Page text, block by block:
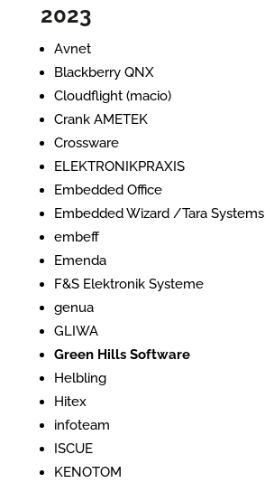
2023
Avnet
Blackberry QNX
Cloudflight (macio)
Crank AMETEK
Crossware
ELEKTRONIKPRAXIS
Embedded Office
Embedded Wizard /Tara Systems
embeff
Emenda
F&S Elektronik Systeme
genua
GLIWA
Green Hills Software
Helbling
Hitex
infoteam
ISCUE
KENOTOM